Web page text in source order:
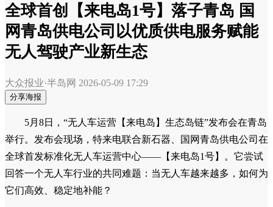
全球首创【来电岛1号】落子青岛 国
网青岛供电公司以优质供电服务赋能
无人驾驶产业新生态
大众报业·半岛网 2026-05-09 17:29
分享海报
5月8日，“无人车运营【来电岛】生态岛链”发布会在青岛
举行。发布会现场，特来电联合新石器、国网青岛供电公司在
全球首发标准化无人车运营中心——【来电岛1号】。它尝试
回答一个无人车行业的共同难题：当无人车越来越多，如何为
它们高效、稳定地补能？